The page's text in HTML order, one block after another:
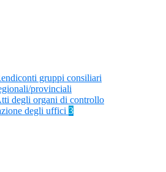
gruppi consiliari
provinciali
degli organi di controllo
degli uffici 3